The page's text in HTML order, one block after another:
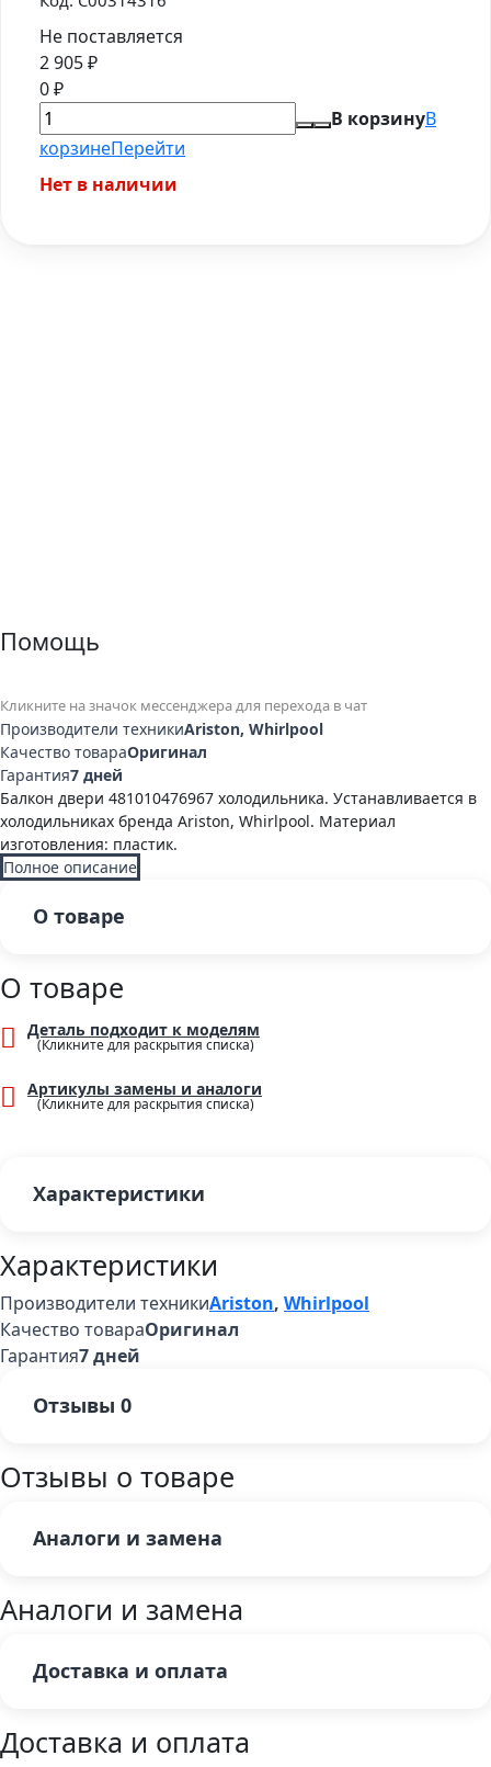
Не поставляется
2 905₽
0₽
В корзинуВ
корзинеПерейти
Нет в наличии
Помощь
Кликните на значок мессенджера для перехода в чат
Производители техникиAriston, Whirlpool
Качество товараОригинал
Гарантия7 дней
Балкон двери 481010476967 холодильника. Устанавливается в
холодильниках бренда Ariston, Whirlpool. Материал
изготовления: пластик.
Полное описание
О товаре
О товаре
Деталь подходит к моделям
Артикулы замены и аналоги
Характеристики
Характеристики
Производители техникиAriston, Whirlpool
Качество товараОригинал
Гарантия7 дней
Отзывы 0
Отзывы о товаре
Аналоги и замена
Аналоги и замена
Доставка и оплата
Доставка и оплата